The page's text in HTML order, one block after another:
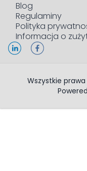
Blog
Regulaminy
Polityka
Informacja o
Wszystkie